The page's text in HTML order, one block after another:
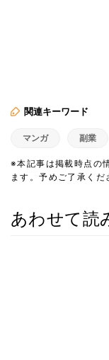
関連キーワード
マンガ 副業
※本記事は掲載時点の
ます。予めご了承くだ
あわせて読